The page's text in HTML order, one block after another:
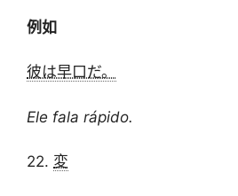
例如
彼は早口だ。
Ele fala rápido.
22. 変